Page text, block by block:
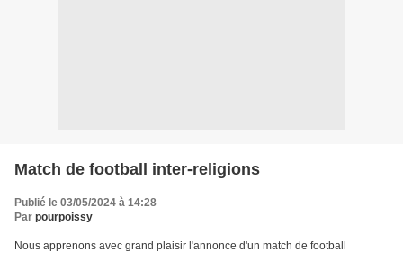
Match de football inter-religions
Publié le 03/05/2024 à 14:28
Par pourpoissy
Nous apprenons avec grand plaisir l'annonce d'un match de football